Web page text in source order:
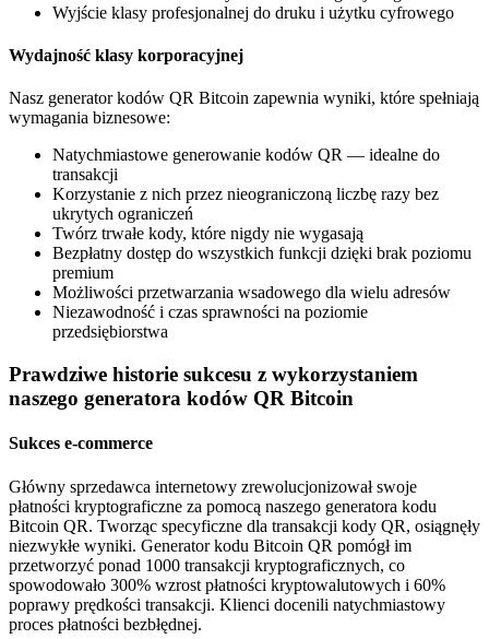
Wyjście klasy profesjonalnej do druku i użytku cyfrowego
Wydajność klasy korporacyjnej
Nasz generator kodów QR Bitcoin zapewnia wyniki, które spełniają
wymagania biznesowe:
Natychmiastowe generowanie kodów QR — idealne do
transakcji
Korzystanie z nich przez nieograniczoną liczbę razy bez
ukrytych ograniczeń
Twórz trwałe kody, które nigdy nie wygasają
Bezpłatny dostęp do wszystkich funkcji dzięki brak poziomu
premium
Możliwości przetwarzania wsadowego dla wielu adresów
Niezawodność i czas sprawności na poziomie
przedsiębiorstwa
Prawdziwe historie sukcesu z wykorzystaniem
naszego generatora kodów QR Bitcoin
Sukces e-commerce
Główny sprzedawca internetowy zrewolucjonizował swoje
płatności kryptograficzne za pomocą naszego generatora kodu
Bitcoin QR. Tworząc specyficzne dla transakcji kody QR, osiągnęły
niezwykłe wyniki. Generator kodu Bitcoin QR pomógł im
przetworzyć ponad 1000 transakcji kryptograficznych, co
spowodowało 300% wzrost płatności kryptowalutowych i 60%
poprawy prędkości transakcji. Klienci docenili natychmiastowy
proces płatności bezbłędnej.